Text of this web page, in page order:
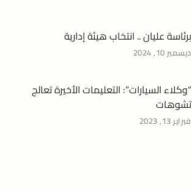
برئاسة عليان .. انتخاب هيئة إدارية
ديسمبر 10, 2024
“وكلاء السيارات”: التعليمات الأخيرة تعالج
تشوهات
فبراير 13, 2023